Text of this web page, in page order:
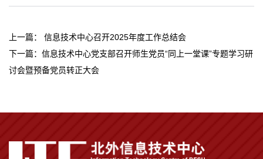
上一篇： 信息技术中心召开2025年度工作总结会
下一篇： 信息技术中心党支部召开师生党员“同上一堂课”专题学习研
讨会暨预备党员转正大会